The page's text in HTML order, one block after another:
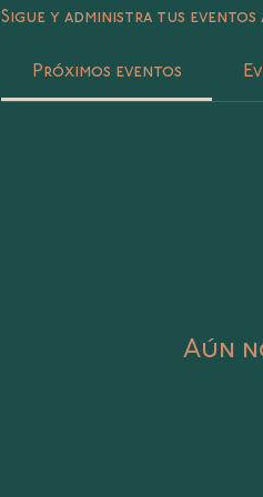
Sigue y administra tus eventos
Próximos eventos
Aún